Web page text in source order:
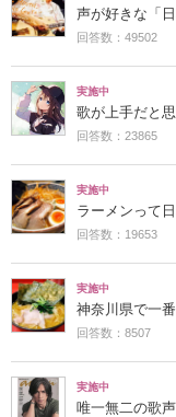
声が好きな「
回答数：49502
実施中
歌が上手だと
回答数：23865
実施中
ラーメンって
回答数：19653
実施中
神奈川県で一
回答数：8507
実施中
唯一無二の歌